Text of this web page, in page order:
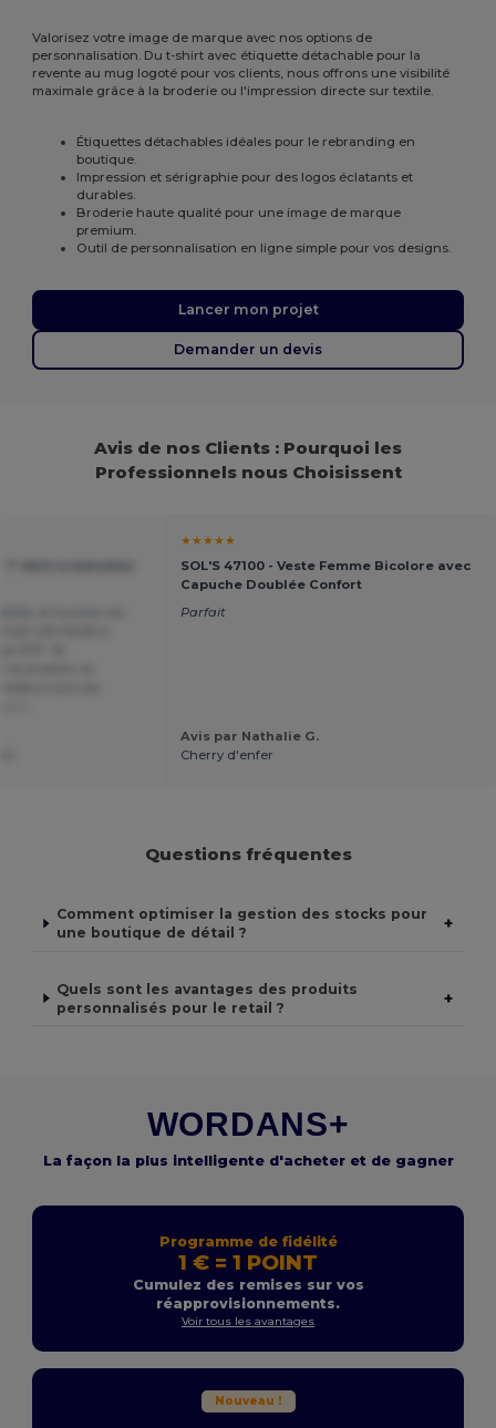
Valorisez votre image de marque avec nos options de
personnalisation. Du t-shirt avec étiquette détachable pour la
revente au mug logoté pour vos clients, nous offrons une visibilité
maximale grâce à la broderie ou l'impression directe sur textile.
Étiquettes détachables idéales pour le rebranding en
boutique.
Impression et sérigraphie pour des logos éclatants et
durables.
Broderie haute qualité pour une image de marque
premium.
Outil de personnalisation en ligne simple pour vos designs.
Lancer mon projet
Demander un devis
Avis de nos Clients : Pourquoi les
Professionnels nous Choisissent
★★★★★
SOL'S 47100 - Veste Femme Bicolore avec
Capuche Doublée Confort
Parfait
Avis par Nathalie G.
Cherry d'enfer
Questions fréquentes
Comment optimiser la gestion des stocks pour
une boutique de détail ?
+
Quels sont les avantages des produits
personnalisés pour le retail ?
+
WORDANS+
La façon la plus intelligente d'acheter et de gagner
Programme de fidélité
1 € = 1 POINT
Cumulez des remises sur vos
réapprovisionnements.
Voir tous les avantages
Nouveau !